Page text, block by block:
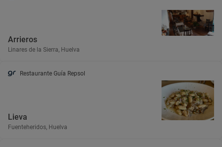
Arrieros
Linares de la Sierra, Huelva
Restaurante Guía Repsol
Lieva
Fuenteheridos, Huelva